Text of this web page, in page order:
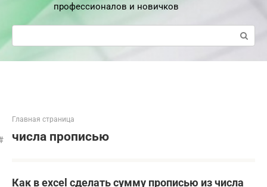
профессионалов и новичков
Поиск:
Главная страница
числа прописью
Как в excel сделать сумму прописью из числа